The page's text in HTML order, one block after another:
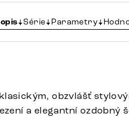
Série Parametry
obzvlášť
a elegantní ozdobný